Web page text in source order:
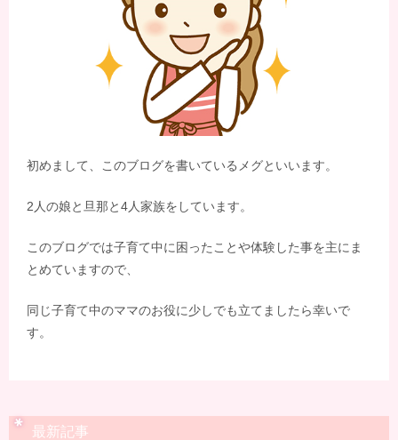
初めまして、このブログを書いているメグといいます。
2人の娘と旦那と4人家族をしています。
このブログでは子育て中に困ったことや体験した事を主にま
とめていますので、
同じ子育て中のママのお役に少しでも立てましたら幸いで
す。
最新記事